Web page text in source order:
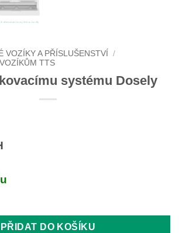
VOZÍKY A PŘÍSLUŠENSTVÍ
/
TTS
systému Dosely
systému Dosely množství
PŘIDAT DO KOŠÍKU